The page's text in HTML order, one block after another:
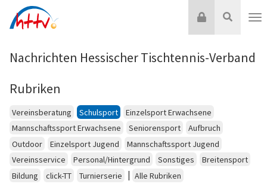
Inhalt
Suche
Login
Nachrichten Hessischer Tischtennis-Verband
Rubriken
Vereinsberatung Schulsport
Einzelsport Erwachsene
Mannschaftssport Erwachsene
Seniorensport
Aufbruch
Outdoor
Einzelsport Jugend
Mannschaftssport Jugend
Vereinsservice
Personal/Hintergrund Sonstiges
Breitensport
Bildung
click-TT Turnierserie | Alle Rubriken